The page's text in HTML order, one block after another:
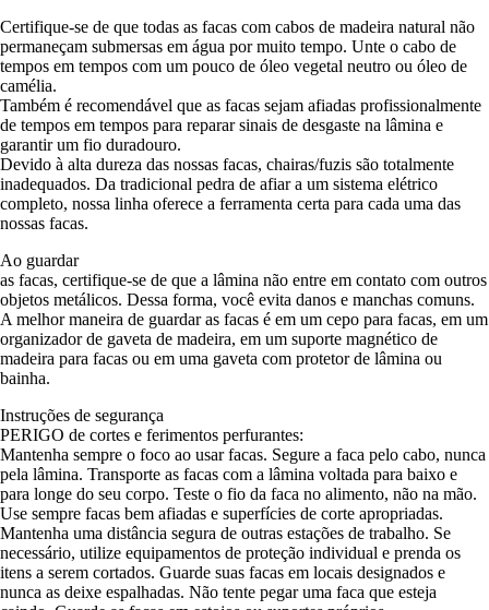
Certifique-se de que todas as facas com cabos de madeira natural não
permaneçam submersas em água por muito tempo. Unte o cabo de
tempos em tempos com um pouco de óleo vegetal neutro ou óleo de
camélia.
Também é recomendável que as facas sejam afiadas profissionalmente
de tempos em tempos para reparar sinais de desgaste na lâmina e
garantir um fio duradouro.
Devido à alta dureza das nossas facas, chairas/fuzis são totalmente
inadequados. Da tradicional pedra de afiar a um sistema elétrico
completo, nossa linha oferece a ferramenta certa para cada uma das
nossas facas.
Ao guardar
as facas, certifique-se de que a lâmina não entre em contato com outros
objetos metálicos. Dessa forma, você evita danos e manchas comuns.
A melhor maneira de guardar as facas é em um cepo para facas, em um
organizador de gaveta de madeira, em um suporte magnético de
madeira para facas ou em uma gaveta com protetor de lâmina ou
bainha.
Instruções de segurança
PERIGO de cortes e ferimentos perfurantes:
Mantenha sempre o foco ao usar facas. Segure a faca pelo cabo, nunca
pela lâmina. Transporte as facas com a lâmina voltada para baixo e
para longe do seu corpo. Teste o fio da faca no alimento, não na mão.
Use sempre facas bem afiadas e superfícies de corte apropriadas.
Mantenha uma distância segura de outras estações de trabalho. Se
necessário, utilize equipamentos de proteção individual e prenda os
itens a serem cortados. Guarde suas facas em locais designados e
nunca as deixe espalhadas. Não tente pegar uma faca que esteja